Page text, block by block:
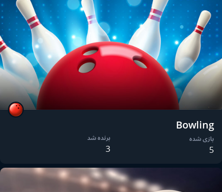
Bowling
بازی شده
5
برنده شد
3